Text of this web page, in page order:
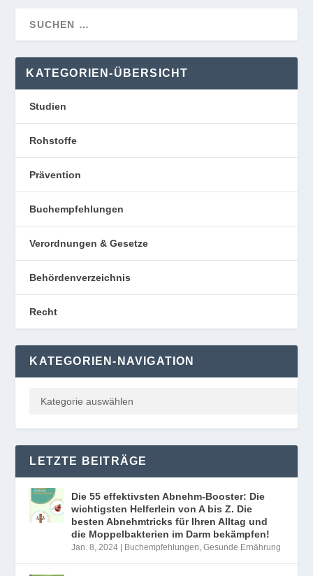
KATEGORIEN-ÜBERSICHT
Studien
Rohstoffe
Prävention
Buchempfehlungen
Verordnungen & Gesetze
Behördenverzeichnis
Recht
KATEGORIEN-NAVIGATION
LETZTE BEITRÄGE
Die 55 effektivsten Abnehm-Booster: Die
wichtigsten Helferlein von A bis Z. Die
besten Abnehmtricks für Ihren Alltag und
die Moppelbakterien im Darm bekämpfen!
Jan. 8, 2024 | Buchempfehlungen ,Gesunde Ernährung